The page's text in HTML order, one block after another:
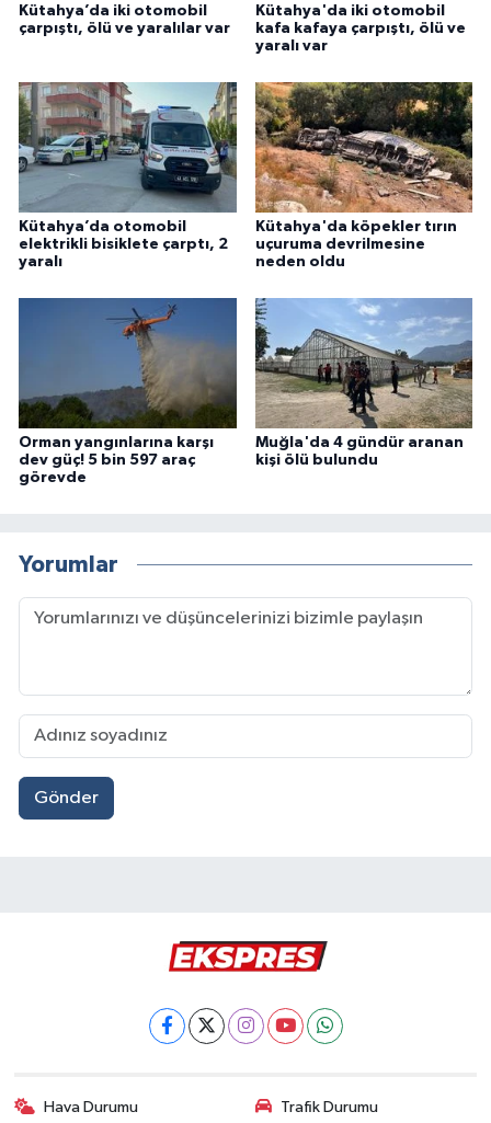
Kütahya’da iki otomobil
çarpıştı, ölü ve yaralılar var
Kütahya'da iki otomobil
kafa kafaya çarpıştı, ölü ve
yaralı var
Kütahya’da otomobil
elektrikli bisiklete çarptı, 2
yaralı
Kütahya'da köpekler tırın
uçuruma devrilmesine
neden oldu
Orman yangınlarına karşı
dev güç! 5 bin 597 araç
görevde
Muğla'da 4 gündür aranan
kişi ölü bulundu
Yorumlar
Gönder
Hava Durumu Trafik Durumu